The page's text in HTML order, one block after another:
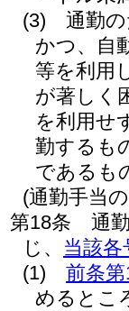
(3)
通勤
かつ、自
等を利用
が著しく
を利用せ
勤するも
であるも
(通勤手当
第18条
通
じ、 当該各
(1)
前条
めるとこ